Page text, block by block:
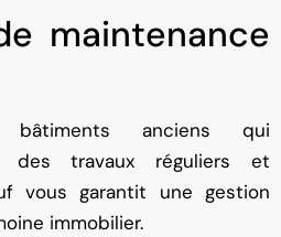
maintenance
bâtiments anciens qui
des travaux réguliers et
vous garantit une gestion
immobilier.